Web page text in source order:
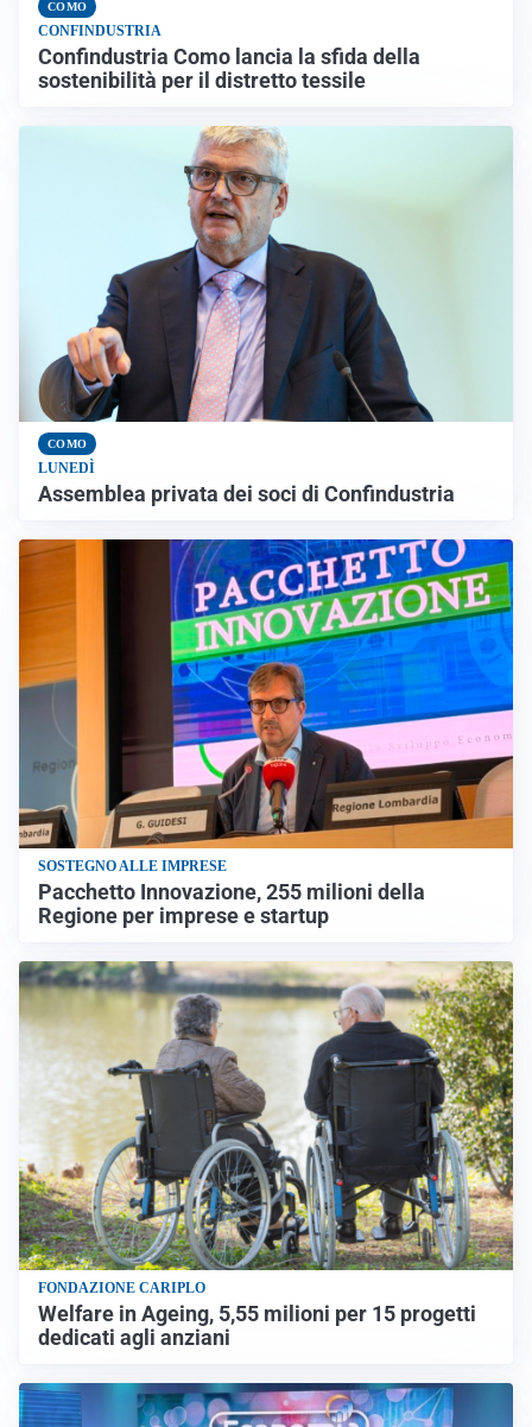
COMO
CONFINDUSTRIA
Confindustria Como lancia la sfida della
sostenibilità per il distretto tessile
COMO
LUNEDÌ
Assemblea privata dei soci di Confindustria
SOSTEGNO ALLE IMPRESE
Pacchetto Innovazione, 255 milioni della
Regione per imprese e startup
FONDAZIONE CARIPLO
Welfare in Ageing, 5,55 milioni per 15 progetti
dedicati agli anziani